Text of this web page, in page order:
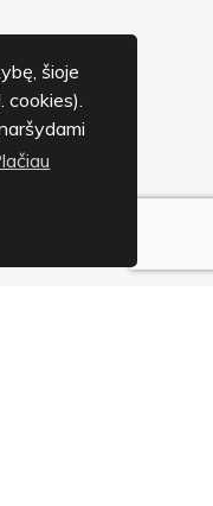
šioje